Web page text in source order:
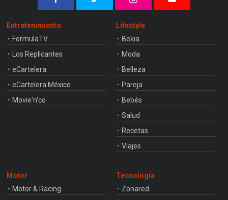
Entretenimiento
FormulaTV
Los Replicantes
eCartelera
eCartelera México
Movie'n'co
Lifestyle
Bekia
Moda
Belleza
Pareja
Bebés
Salud
Recetas
Viajes
Motor
Motor & Racing
Tecnología
Zonared